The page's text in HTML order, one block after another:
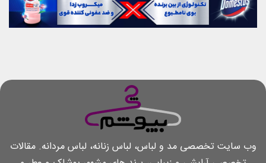
وب سایت تخصصی مد و لباس، لباس زنانه، لباس مردانه. مقالات